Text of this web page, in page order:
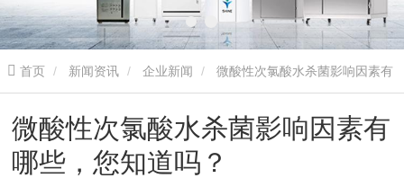
首页 新闻资讯 企业新闻
哪些，您知道吗？
微酸性次氯酸水杀菌影响因素有
哪些，您知道吗？